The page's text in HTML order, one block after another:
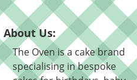
About Us:
The Oven is a cake brand
specialising in bespoke